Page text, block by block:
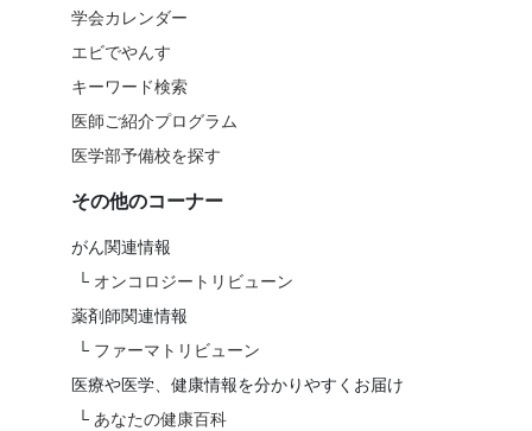
学会カレンダー
エビでやんす
キーワード検索
医師ご紹介プログラム
医学部予備校を探す
その他のコーナー
がん関連情報
└ オンコロジートリビューン
薬剤師関連情報
└ ファーマトリビューン
医療や医学、健康情報を分かりやすくお届け
└ あなたの健康百科